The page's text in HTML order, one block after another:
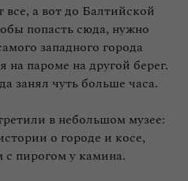
а вот до Балтийской
попасть сюда, нужно
западного города
пароме на другой берег.
занял чуть больше часа.
в небольшом музее:
о городе и косе,
с пирогом у камина.